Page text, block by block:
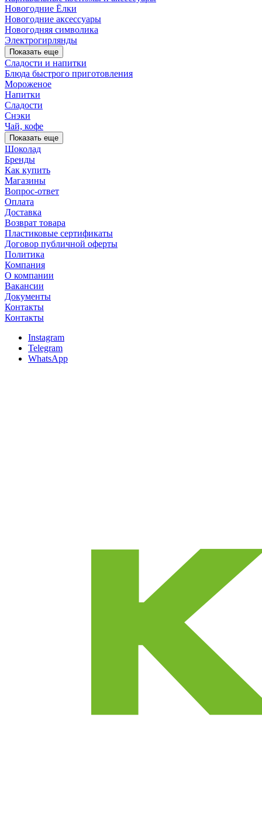
Новогодние Ёлки
Новогодние аксессуары
Новогодняя символика
Электрогирлянды
Показать еще
Сладости и напитки
Блюда быстрого приготовления
Мороженое
Напитки
Сладости
Снэки
Чай, кофе
Показать еще
Шоколад
Бренды
Как купить
Магазины
Вопрос-ответ
Оплата
Доставка
Возврат товара
Пластиковые сертификаты
Договор публичной оферты
Политика
Компания
О компании
Вакансии
Документы
Контакты
Контакты
Instagram
Telegram
WhatsApp